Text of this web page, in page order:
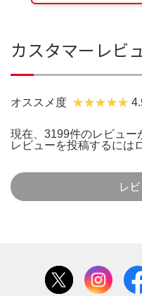
カスタマーレビ
オススメ度
現在、3199件のレビュー
レビューを投稿するには
レ